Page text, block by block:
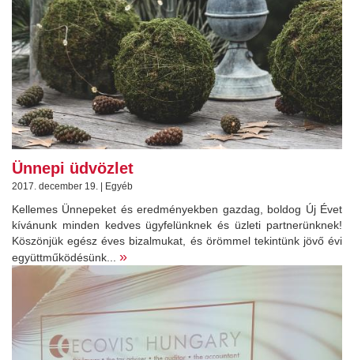
Ünnepi üdvözlet
2017. december 19. | Egyéb
Kellemes Ünnepeket és eredményekben gazdag, boldog Új Évet
kívánunk minden kedves ügyfelünknek és üzleti partnerünknek!
Köszönjük egész éves bizalmukat, és örömmel tekintünk jövő évi
együttműködésünk... »